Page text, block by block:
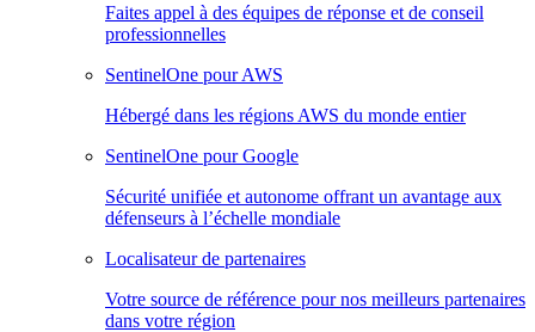
Faites appel à des équipes de réponse et de conseil
professionnelles
SentinelOne pour AWS
Hébergé dans les régions AWS du monde entier
SentinelOne pour Google
Sécurité unifiée et autonome offrant un avantage aux
défenseurs à l’échelle mondiale
Localisateur de partenaires
Votre source de référence pour nos meilleurs partenaires
dans votre région